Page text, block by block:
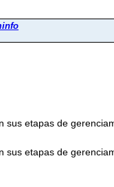
etapas de
etapas de